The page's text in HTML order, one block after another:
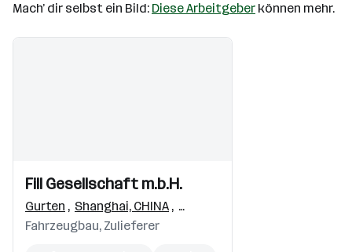
Mach’ dir selbst ein Bild: Diese Arbeitgeber können mehr.
Videos
Einblicke
Einblicke
Fill Gesellschaft m.b.H.
Gurten , Shanghai, CHINA , Sand Andrés Cholula Puebla
Fahrzeugbau, Zulieferer